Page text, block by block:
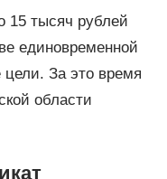
15 тысяч рублей
единовременной
За это время
области